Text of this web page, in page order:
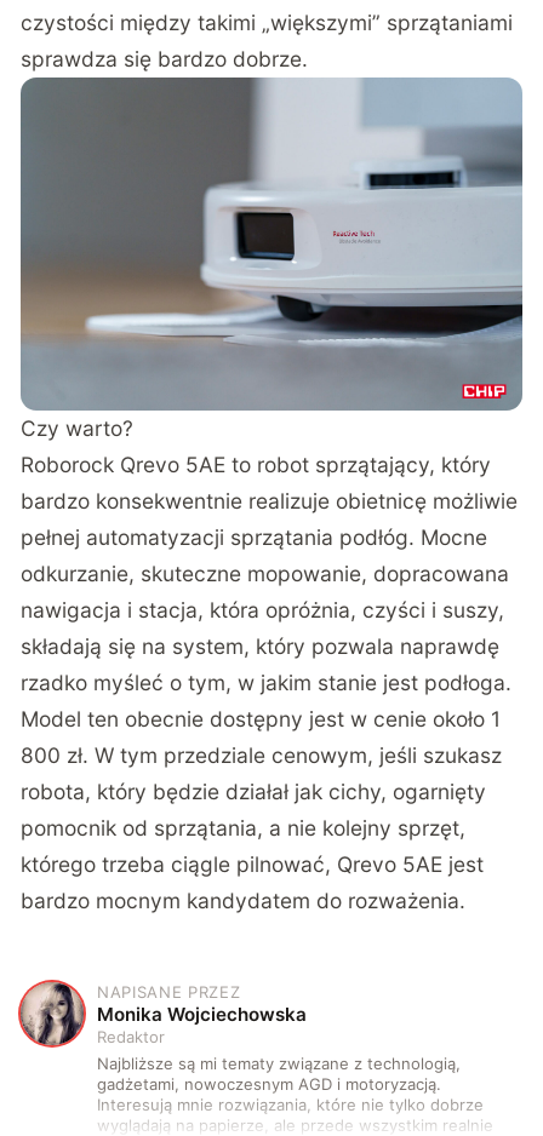
czystości między takimi „większymi” sprzątaniami
sprawdza się bardzo dobrze.
Czy warto?
Roborock Qrevo 5AE to robot sprzątający, który
bardzo konsekwentnie realizuje obietnicę możliwie
pełnej automatyzacji sprzątania podłóg. Mocne
odkurzanie, skuteczne mopowanie, dopracowana
nawigacja i stacja, która opróżnia, czyści i suszy,
składają się na system, który pozwala naprawdę
rzadko myśleć o tym, w jakim stanie jest podłoga.
Model ten obecnie dostępny jest w cenie około 1
800 zł. W tym przedziale cenowym, jeśli szukasz
robota, który będzie działał jak cichy, ogarnięty
pomocnik od sprzątania, a nie kolejny sprzęt,
którego trzeba ciągle pilnować, Qrevo 5AE jest
bardzo mocnym kandydatem do rozważenia.
M
NAPISANE PRZEZ
Monika Wojciechowska
Redaktor
Najbliższe są mi tematy związane z technologią,
gadżetami, nowoczesnym AGD i motoryzacją.
Interesują mnie rozwiązania, które nie tylko dobrze
wyglądają na papierze, ale przede wszystkim realnie